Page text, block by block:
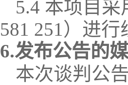
5.4 本项目
581 251）进行
6.发布公告的
本次谈判公